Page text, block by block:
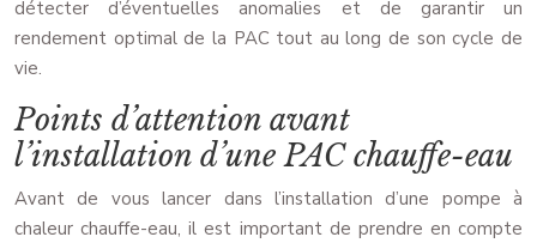
détecter d’éventuelles anomalies et de garantir un
rendement optimal de la PAC tout au long de son cycle de
vie.
Points d’attention avant
l’installation d’une PAC chauffe-eau
Avant de vous lancer dans l’installation d’une pompe à
chaleur chauffe-eau, il est important de prendre en compte